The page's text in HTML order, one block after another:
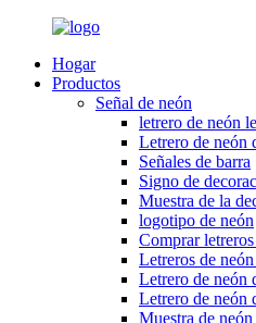
Hogar
Productos
Señal de neón
letrero de neón
Letrero de neón
Señales de barra
Signo de
Muestra de la
logotipo de neón
Comprar
Letreros de
Letrero de neón
Letrero de neón
Muestra de